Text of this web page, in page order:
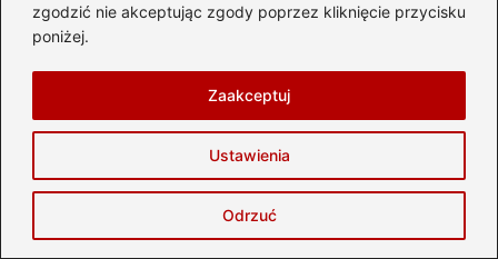
zgodzić nie akceptując zgody poprzez kliknięcie przycisku
poniżej.
Ustawienia
Odrzuć
Zaakceptuj
Na blogu dzielę się doświadczeniami z wypoczynku,
praktycznymi poradami, recenzjami hoteli, inspiracjami na
organizacji wycieczek i zwiedzania. Lubię opisywać świat
oczami podróżnika, który nie tylko ogląda, ale chce
zrozumieć — ludzi, kraje, rytuały i historię, która buduje
tożsamość każdego miejsca.
Piszę dla tych, którzy szukają nie tylko destynacji, ale
przeżyć — śniadań na tarasie z widokiem, klimatycznych
uliczek, zachodów słońca nad morzem, a czasem chwili
wytchnienia w najbliższym miasteczku. Wierzę, że podróże